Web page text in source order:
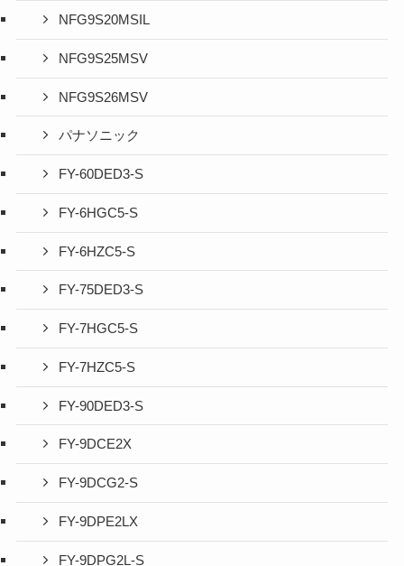
NFG9S20MSIL
NFG9S25MSV
NFG9S26MSV
パナソニック
FY-60DED3-S
FY-6HGC5-S
FY-6HZC5-S
FY-75DED3-S
FY-7HGC5-S
FY-7HZC5-S
FY-90DED3-S
FY-9DCE2X
FY-9DCG2-S
FY-9DPE2LX
FY-9DPG2L-S